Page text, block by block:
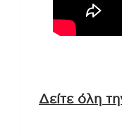
Δείτε όλη